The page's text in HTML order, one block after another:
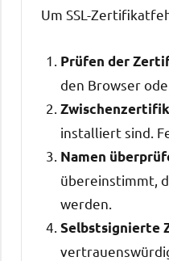
Um SSL-
Prüfen der
den Browser
installiert sind.
Namen
übereinstimmt,
werden.
Selbstsignierte